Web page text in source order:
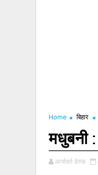
Home बिहार
मधुबनी :
आर्यावर्त डेस्क